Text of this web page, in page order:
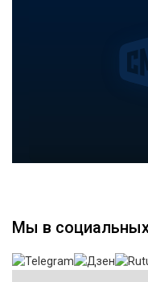
Мы в